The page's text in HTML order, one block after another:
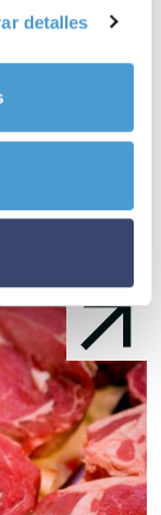
detalles